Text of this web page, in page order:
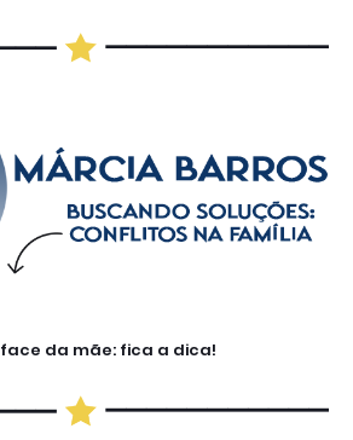
da mãe: fica a dica!